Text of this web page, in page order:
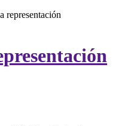
representación